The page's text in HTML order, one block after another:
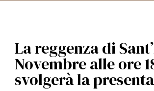
La reggenza di
Novembre alle ore
svolgerà la